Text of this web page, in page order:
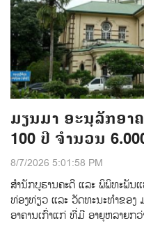
ມຽນມາ ອະນຸລັກອາ
100 ປີ ຈຳນວນ
8/7/2026 5:01:58 PM
ສຳນັກບູຮານຄະດີ ແລະ ພິພິທະພັນ
ທ່ອງທ່ຽວ ແລະ ວັດທະນະທຳຂອງ
ອາຄານເກົ່າແກ່ ທີ່ມີ ອາຍຸຫລາຍກ